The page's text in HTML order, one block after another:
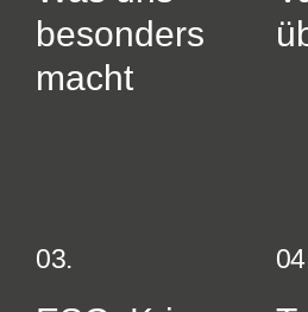
besonders
macht
03. 04